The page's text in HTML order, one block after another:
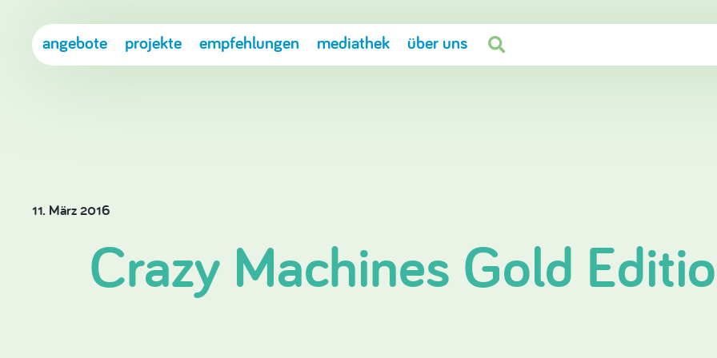
angebote projekte empfehlungen mediathek über uns 
11. März 2016
Crazy Machines Gold